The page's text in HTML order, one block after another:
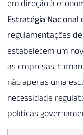
em direção à
Estratégia Nacional
regulamentações
estabelecem um
as empresas,
não apenas uma
necessidade
políticas